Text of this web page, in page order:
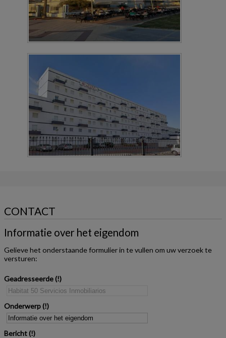
CONTACT
Informatie over het eigendom
Gelieve het onderstaande formulier in te vullen om uw verzoek te
versturen:
Geadresseerde
Onderwerp
Bericht